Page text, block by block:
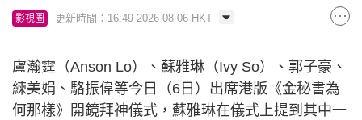
影視圈 更新時間：16:49 2026-08-06 HKT
盧瀚霆（Anson Lo）、蘇雅琳（Ivy So）、郭子豪、
練美娟、駱振偉等今日（6日）出席港版《金秘書為
何那樣》開鏡拜神儀式，蘇雅琳在儀式上提到其中一